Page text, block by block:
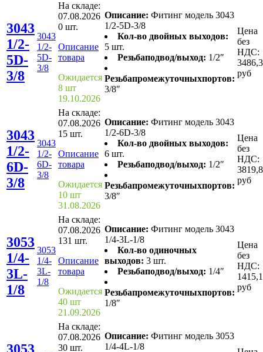
3043
1/2-
5D-
3/8
3043
1/2-
5D-
3/8
На складе:
07.08.2026
0 шт.
Описание
товара
Ожидается
8 шт
19.10.2026
Описание: Фитинг модель 3043
1/2-5D-3/8
Кол-во двойных выходов:
5 шт.
Резьбаподвод/выход: 1/2″
Резьбапромежуточныхпортов:
3/8″
Цена
без
НДС:
руб
3043
1/2-
6D-
3/8
3043
1/2-
6D-
3/8
На складе:
07.08.2026
15 шт.
Описание
товара
Ожидается
10 шт
31.08.2026
Описание: Фитинг модель 3043
1/2-6D-3/8
Кол-во двойных выходов:
6 шт.
Резьбаподвод/выход: 1/2″
Резьбапромежуточныхпортов:
3/8″
Цена
без
НДС:
руб
3053
1/4-
3L-
1/8
3053
1/4-
3L-
1/8
На складе:
07.08.2026
131 шт.
Описание
товара
Ожидается
40 шт
21.09.2026
Описание: Фитинг модель 3043
1/4-3L-1/8
Кол-во одиночных
выходов: 3 шт.
Резьбаподвод/выход: 1/4″
Резьбапромежуточныхпортов:
1/8″
Цена
без
НДС:
руб
На складе:
07.08.2026
30 шт.
Описание: Фитинг модель 3053
1/4-4L-1/8